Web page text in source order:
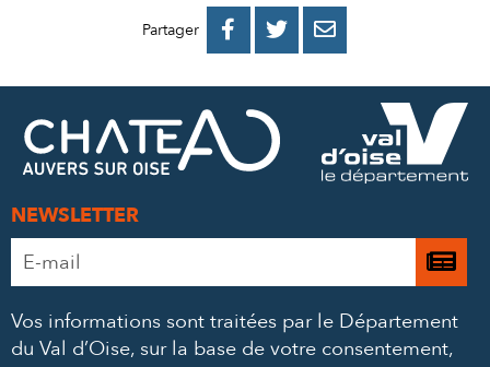
Partager 
PARTAGER
FACEBOOK
PARTAGER
PARTAGER
MAIL
NEWSLETTER
Adresse
e-
*
Je
à
Vos informations sont traitées par le Département
du Val d’Oise, sur la base de votre consentement,